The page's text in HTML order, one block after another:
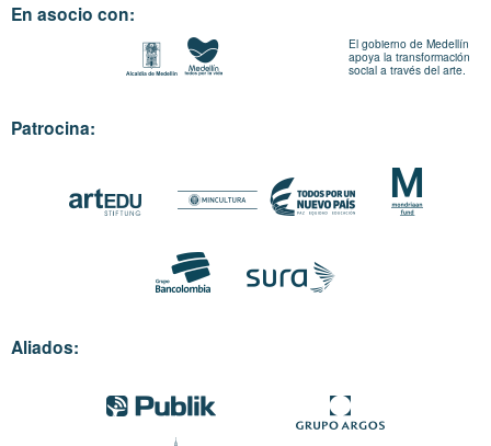
En asocio con:
El gobierno de Medellín
apoya la transformación
social a través del arte.
Patrocina:
Aliados: